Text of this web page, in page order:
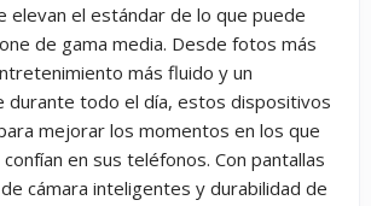
elevan el estándar de lo que puede
de gama media. Desde fotos más
más fluido y un
durante todo el día, estos dispositivos
mejorar los momentos en los que
en sus teléfonos. Con pantallas
cámara inteligentes y durabilidad de